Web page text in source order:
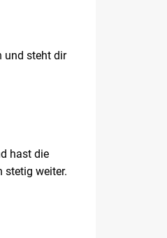
und steht dir
hast die
stetig weiter.